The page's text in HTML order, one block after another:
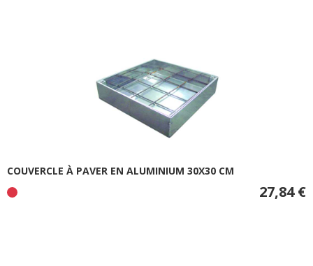
COUVERCLE À PAVER EN ALUMINIUM 30X30 CM
27,84 €